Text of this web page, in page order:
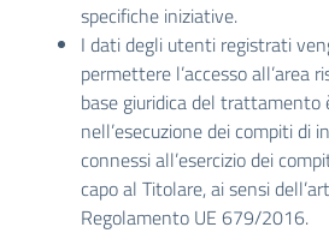
specifiche iniziative.
I dati degli utenti registrati
permettere l’accesso all’area
base giuridica del trattamento
nell’esecuzione dei compiti di
connessi all’esercizio dei
capo al Titolare, ai sensi
Regolamento UE 679/2016.